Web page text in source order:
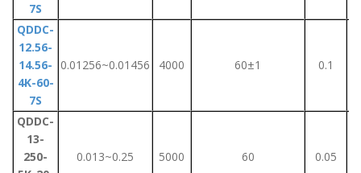
7S
QDDC-
12.56-
14.56-
4K-60-
7S
0.01256~0.01456 4000 60±1 0.1
QDDC-
13-
250-
0.013~0.25 5000 60 0.05